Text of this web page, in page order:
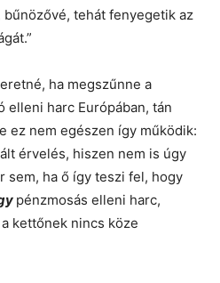
tehát fenyegetik az
ha megszűnne a
elleni harc Európában, tán
ez nem egészen így működik:
érvelés, hiszen nem is úgy
sem, ha ő így teszi fel, hogy
pénzmosás elleni harc,
a kettőnek nincs köze